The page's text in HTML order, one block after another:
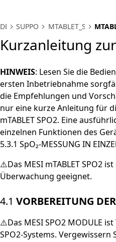
DE SUPPORT MTABLET_SPO2
Kurzanleitung
HINWEIS: Lesen Sie die
ersten Inbetriebnahme
die Empfehlungen und
nur eine kurze Anleitung für
mTABLET SPO2. Eine
einzelnen Funktionen des
5.3.1 SpO₂-MESSUNG IN
⚠️Das MESI mTABLET SPO2
Überwachung geeignet.
4.1 VORBEREITUNG
⚠️Das MESI SPO2 MODULE ist
SPO2-Systems.